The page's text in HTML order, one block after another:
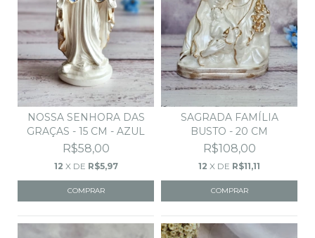
NOSSA SENHORA DAS
GRAÇAS - 15 CM - AZUL
R$58,00
12 X DE R$5,97
SAGRADA FAMÍLIA
BUSTO - 20 CM
R$108,00
12 X DE R$11,11